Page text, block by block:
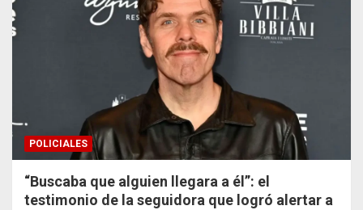
POLICIALES
“Buscaba que alguien llegara a él”: el
testimonio de la seguidora que logró alertar a